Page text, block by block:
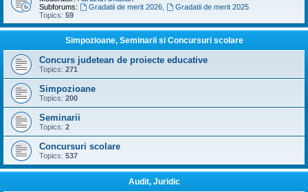
Subforums:
Gradatii de merit 2026,
Gradatii de merit 2025
Topics: 59
Simpozioane, Seminarii si Concursuri scolare
Concurs judetean de proiecte educative
Topics: 271
Simpozioane
Topics: 200
Seminarii
Topics: 2
Concursuri scolare
Topics: 537
Audit, Juridic